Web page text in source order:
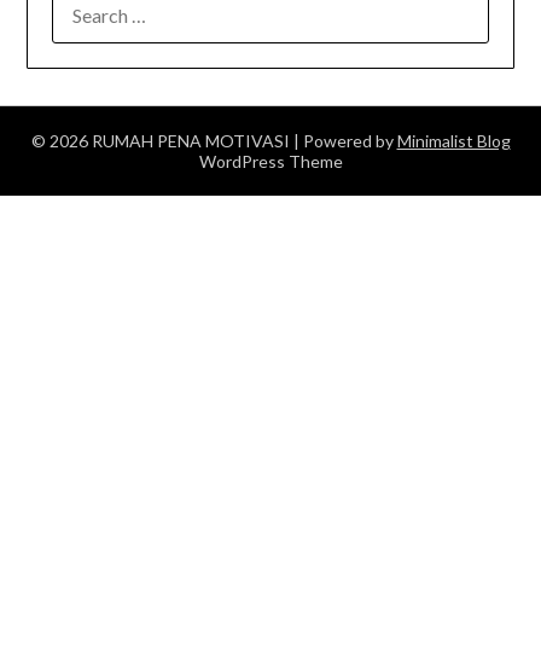
FOR:
© 2026 RUMAH PENA MOTIVASI | Powered byMinimalist Blog
WordPress Theme